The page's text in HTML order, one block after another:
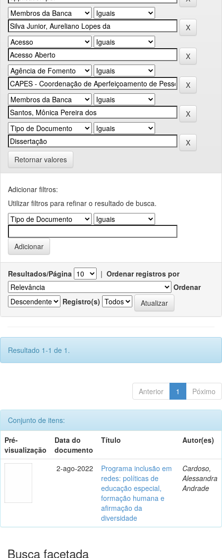
Retornar valores
Adicionar filtros:
Utilizar filtros para refinar o resultado de busca.
Resultados/Página | Ordenar registros por
Ordenar
Registro(s)
Resultado 1-1 de 1.
Anterior 1 Póximo
Conjunto de itens:
Pré-
visualização
Data do
documento
Título Autor(es)
2-ago-2022
Programa inclusão em
redes: políticas de
educação especial,
formação humana e
afirmação da
diversidade
Cardoso,
Alessandra
Andrade
Busca facetada